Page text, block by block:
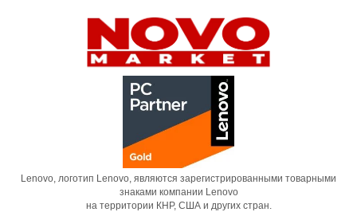
Lenovo, логотип Lenovo, являются зарегистрированными товарными
знаками компании Lenovo
на территории КНР, США и других стран.